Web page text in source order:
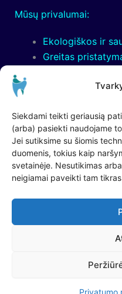
Siekdami teikti geriausią
(arba) pasiekti naudojame
Jei sutiksime su šiomis
duomenis, tokius kaip
svetainėje. Nesutikimas
neigiamai paveikti tam
Privatumo
Mūsų privalumai:
Ekologiškos ir
Greitas
Tik patikrinti ir
Pradėkite rūpintis
pirmą žingsnį link baltų
Primecore
Juridinis adresas:
Copyright